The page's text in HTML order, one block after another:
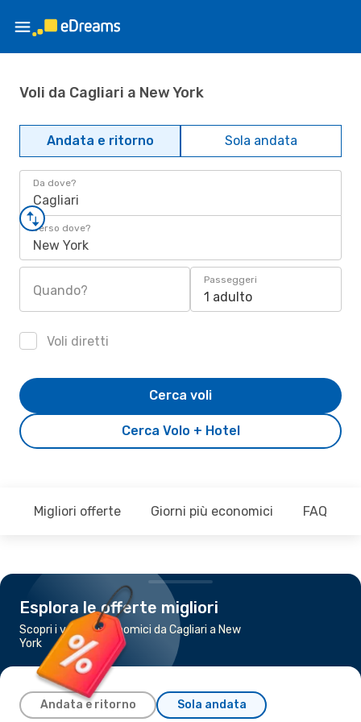
Voli da Cagliari a New York
Andata e ritorno Sola andata
Da dove?
Cagliari
Verso dove?
New York
Quando?
Passeggeri
1 adulto
Voli diretti
Cerca Volo + Hotel
Cerca voli
Migliori offerte Giorni più economici FAQ
Esplora le offerte migliori
Scopri i voli più economici da Cagliari a New
York
Andata e ritorno Sola andata